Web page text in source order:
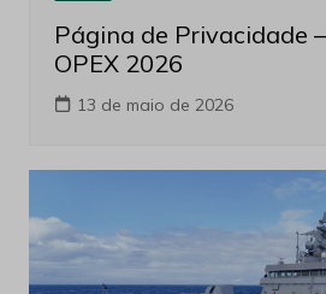
Página de Privacidade
OPEX 2026
13 de maio de 2026